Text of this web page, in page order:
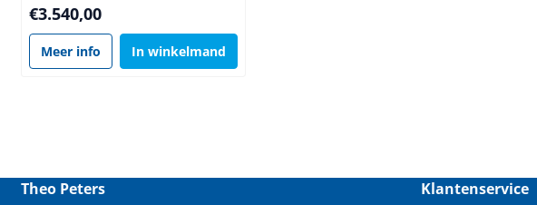
Prijs: 3 540,00
€3.540,00
Meer info In winkelmand
Theo Peters Klantenservice